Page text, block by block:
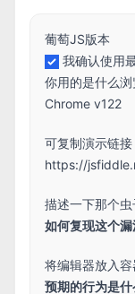
葡萄JS版本
我确认使用
你用的是什么浏
Chrome v122
可复制演示链接
https://
描述一下那个虫
如何复现这个漏
将编辑器放入容
预期的行为是什